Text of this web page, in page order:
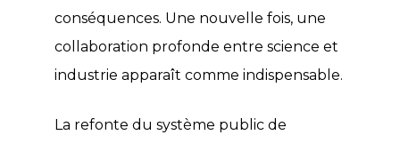
conséquences. Une nouvelle fois, une
collaboration profonde entre science et
industrie apparaît comme indispensable.
La refonte du système public de